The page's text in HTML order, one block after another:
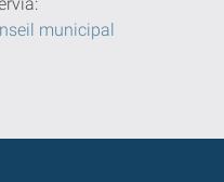
municipal